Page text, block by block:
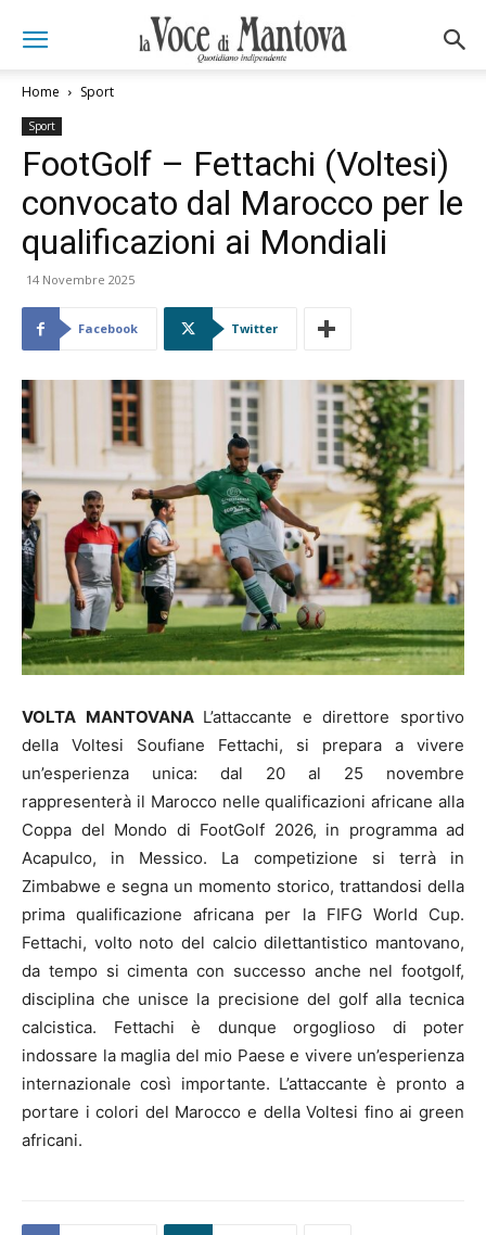
Home Sport
Sport
FootGolf – Fettachi (Voltesi)
convocato dal Marocco per le
qualificazioni ai Mondiali
14 Novembre 2025
Facebook Twitter
VOLTA MANTOVANA L’attaccante e direttore sportivo
della Voltesi Soufiane Fettachi, si prepara a vivere
un’esperienza unica: dal 20 al 25 novembre
rappresenterà il Marocco nelle qualificazioni africane alla
Coppa del Mondo di FootGolf 2026, in programma ad
Acapulco, in Messico. La competizione si terrà in
Zimbabwe e segna un momento storico, trattandosi della
prima qualificazione africana per la FIFG World Cup.
Fettachi, volto noto del calcio dilettantistico mantovano,
da tempo si cimenta con successo anche nel footgolf,
disciplina che unisce la precisione del golf alla tecnica
calcistica. Fettachi è dunque orgoglioso di poter
indossare la maglia del mio Paese e vivere un’esperienza
internazionale così importante. L’attaccante è pronto a
portare i colori del Marocco e della Voltesi fino ai green
africani.